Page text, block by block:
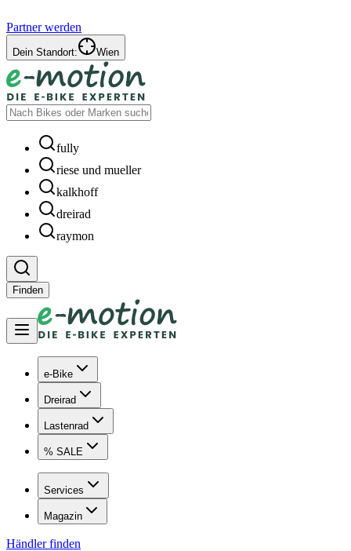
Partner werden
Dein Standort: Wien
fully
riese und mueller
kalkhoff
dreirad
raymon
Finden
e-Bike
Dreirad
Lastenrad
% SALE
Services
Magazin
Händler finden